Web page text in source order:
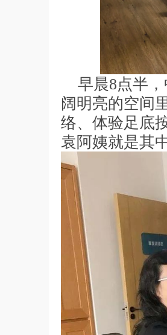
早晨8点半
阔明亮的空间
络、体验足底
袁阿姨就是其